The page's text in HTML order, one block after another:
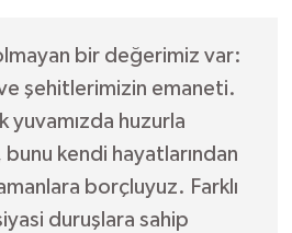
bir değerimiz var:
şehitlerimizin emaneti.
yuvamızda huzurla
kendi hayatlarından
borçluyuz. Farklı
duruşlara sahip